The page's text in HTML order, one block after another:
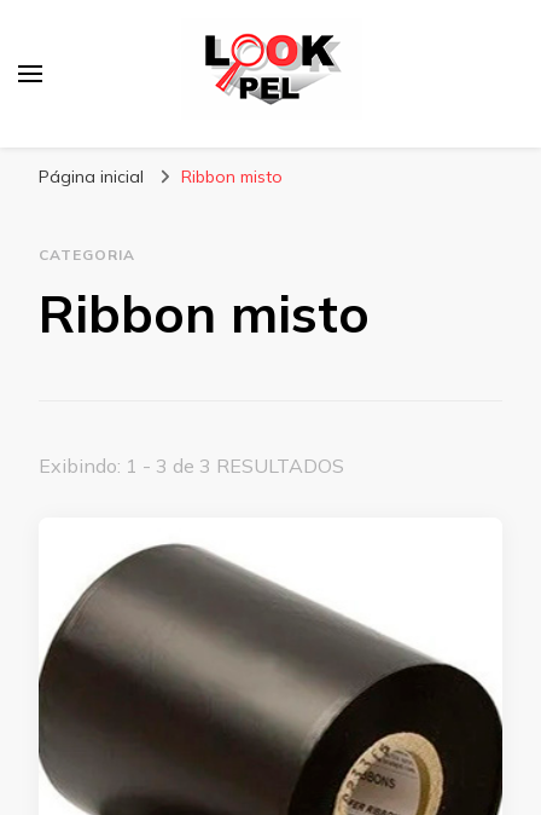
Página inicial Ribbon misto
CATEGORIA
Ribbon misto
Exibindo: 1 - 3 de 3 RESULTADOS